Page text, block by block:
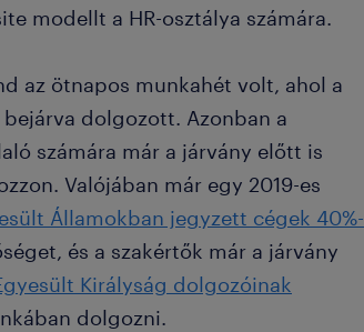
modellt a HR-osztálya számára.
az ötnapos munkahét volt, ahol a
dolgozott. Azonban a
számára már a járvány előtt is
Valójában már egy 2019-es
Államokban jegyzett cégek 40%-
és a szakértők már a járvány
Királyság dolgozóinak
dolgozni.